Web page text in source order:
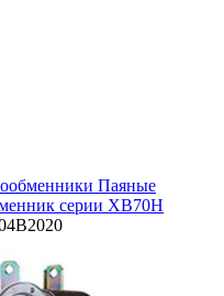
Паяные
серии XB70H